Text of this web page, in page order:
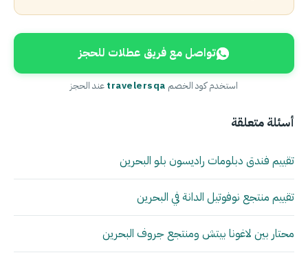
تواصل مع فريق عطلات للحجز
استخدم كود الخصم travelersqaعند الحجز
أسئلة متعلقة
تقييم فندق دبلومات راديسون بلو البحرين
تقييم منتجع نوفوتيل الدانة في البحرين
محتار بين لاغونا بيتش ومنتجع جروف البحرين